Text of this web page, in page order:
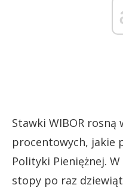
Stawki WIBOR
procentowych, jakie
Polityki Pieniężnej. W
stopy po raz